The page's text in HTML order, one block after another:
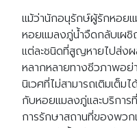
แม้ว่านักอนุรักษ์ผู้รักหอย
หอยแมลงภู่น้ำจืดกลับเผ
แต่ละชนิดที่สูญหายไปส่ง
หลากหลายทางชีวภาพอย่
นิเวศที่ไม่สามารถเติมเต็ม
กับหอยแมลงภู่และบริกา
การรักษาสถานที่ของพวก